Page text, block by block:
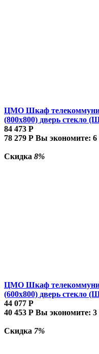
ЦМО Шкаф
(800x800) дверь стекло
84 473 Р
78 279 Р Вы экономите: 6
Скидка 8%
ЦМО Шкаф
(600x800) дверь стекло
44 077 Р
40 453 Р Вы экономите: 3
Скидка 7%